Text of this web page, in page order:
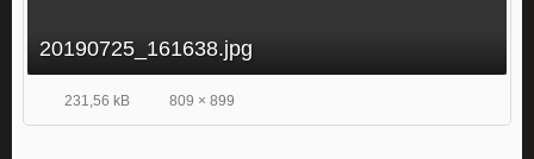
20190725_161638.jpg
231,56 kB 809 × 899